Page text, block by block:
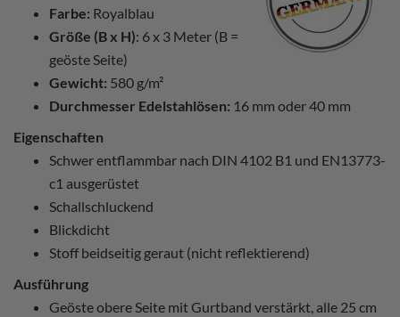
Farbe: Royalblau
Größe (B x H): 6 x 3 Meter (B =
geöste Seite)
Gewicht: 580 g/m²
Durchmesser Edelstahlösen: 16 mm oder 40 mm
Eigenschaften
Schwer entflammbar nach DIN 4102 B1 und EN13773-
c1 ausgerüstet
Schallschluckend
Blickdicht
Stoff beidseitig geraut (nicht reflektierend)
Ausführung
Geöste obere Seite mit Gurtband verstärkt, alle 25 cm